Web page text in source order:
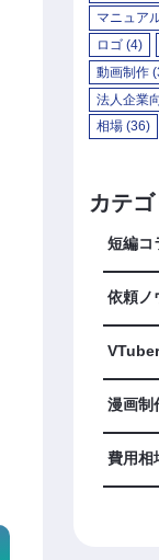
マニュア
ロゴ(4)
動画制作
法人企業
相場(36)
カテ
短編コ
依頼ノ
漫画制
費用相